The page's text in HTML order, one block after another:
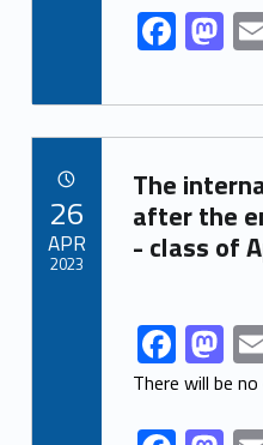
o
o
k
o
n
F
ac
e
b
o
o
k
M
as
to
d
o
n
Link identifier archive #link-archive-42096
The
after the
- class of
Link identifier share facebook archive #share-link-archive-88958F
ac
e
M
as
to
There will be
26
APR
2023